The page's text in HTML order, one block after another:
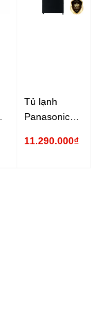
Tủ lạnh
Panasonic
lít NR-
11.290.000₫